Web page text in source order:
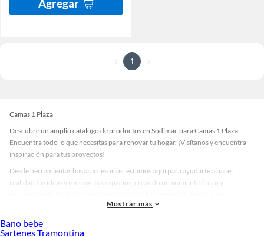
Agregar
1
Camas 1 Plaza
Descubre un amplio catálogo de productos en Sodimac para Camas 1 Plaza.
Encuentra todo lo que necesitas para renovar tu hogar. ¡Visítanos y encuentra
inspiración para tus proyectos!
Desde herramientas hasta accesorios, estamos aquí para ayudarte a hacer
realidad tus ideas y renovar tus espacios, creando un ambiente único y
accesorios de calidad que te ayudarán a crear un espacio más tú.
Desde remodelaciones hasta proyectos de decoración, estamos aquí para hacer
tus ideas realidad. ¡Visítanos y encuentra todo lo que tenemos para ofrecerte en
Mostrar más
Bano bebe
Sartenes Tramontina